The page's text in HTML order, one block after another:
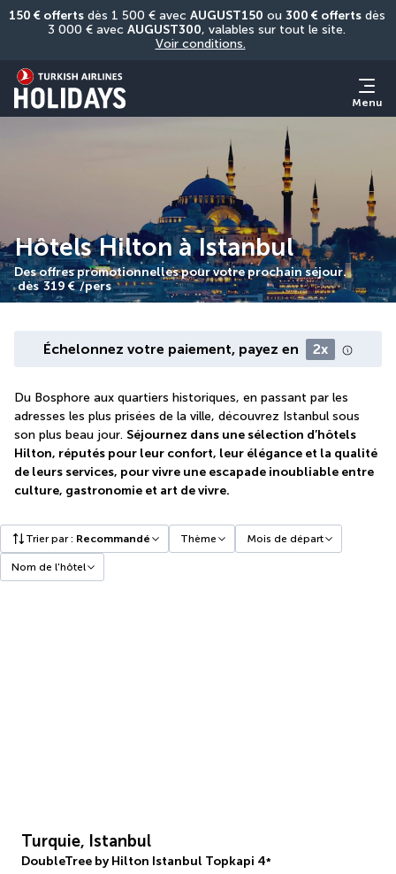
150 € offerts dès 1 500 € avec AUGUST150 ou 300 € offerts dès
3 000 € avec AUGUST300
Voir conditions.
Menu
Hôtels Hilton à Istanbul
Des offres promotionnelles pour votre prochain séjour.
dès 319 € /pers
Échelonnez votre paiement, payez en 2x
Du Bosphore aux quartiers historiques, en passant par les
adresses les plus prisées de la ville, découvrez Istanbul sous
son plus beau jour. Séjournez dans une sélection d’hôtels
Hilton, réputés pour leur confort, leur élégance et la qualité
de leurs services, pour vivre une escapade inoubliable entre
culture, gastronomie et art de vivre.
Trier par: Recommandé Thème Mois de départ
Nom de l'hôtel
Turquie, Istanbul
DoubleTree by Hilton Istanbul Topkapi 4*